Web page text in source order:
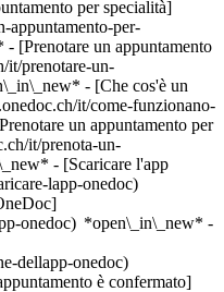
per specialità]
appuntamento-per-
[Prenotare un appuntamento
it/prenotare-un-
- [Che cos'è un
it/come-funzionano-
un appuntamento per
it/prenota-un-
- [Scaricare l'app
lapp-onedoc)
onedoc) *open\_in\_new* -
dellapp-onedoc)
badge-it.svg)](https://apps.apple.com/ch/app/onedoc/id1592376413?l=fr)[![Scarica la nostra app su Google Play Store!](https://www.onedoc.ch/assets/images/google-play-badge-it.png)](https://play.google.com/store/apps/details?id=ch.onedoc.patient&hl=fr-CH) *keyboard\_arrow\_right* ## Trova un specialista [Medico generico](https://www.onedoc.ch/it/medico-generico)[Specialista in medicina interna generale](https://www.onedoc.ch/it/specialista-in-medicina-interna-generale)[Prestazioni sanitarie in farmacia](https://www.onedoc.ch/it/prestazioni-sanitarie-in-farmacia)[Centro vaccinale](https://www.onedoc.ch/it/centro-vaccinale)[Oculista](https://www.onedoc.ch/it/oculista)[Massaggiatore classico](https://www.onedoc.ch/it/massaggiatore-classico)[Chirurgo ortopedico](https://www.onedoc.ch/it/chirurgo-ortopedico)[Dentista](https://www.onedoc.ch/it/dentista)[Pediatra](https://www.onedoc.ch/it/pediatra)[Traumatologo](https://www.onedoc.ch/it/traumatologo)[Psicoterapeuta](https://www.onedoc.ch/it/psicoterapeuta)[Terapista in riflessologia](https://www.onedoc.ch/it/terapista-in-riflessologia)[Ottico](https://www.onedoc.ch/it/ottico)[Terapista in massaggio medico](https://www.onedoc.ch/it/terapista-in-massaggio-medico)[Igienista dentale](https://www.onedoc.ch/it/igienista-dentale)[Chirurgo](https://www.onedoc.ch/it/chirurgo)[Psicologo](https://www.onedoc.ch/it/psicologo)[Dietista](https://www.onedoc.ch/it/dietista)[Fisioterapista](https://www.onedoc.ch/it/fisioterapista)[Terapista della nutrizione (MCO)](https://www.onedoc.ch/it/terapista-della-nutrizione-mco)[Terapista in linfodrenaggio manuale](https://www.onedoc.ch/it/terapista-in-linfodrenaggio-manuale)[Tutte le specialità](https://www.onedoc.ch/it/specialita) *keyboard\_arrow\_right* ## Trova una competenza [Controllo annuale](https://www.onedoc.ch/it/controllo-annuale)[Vaccinazione antinfluenzale](https://www.onedoc.ch/it/vaccinazione-antinfluenzale)[Prevenzione cardiovascolare | CardioCheck | CardioTest](https://www.onedoc.ch/it/prevenzione-cardiovascolare-cardiocheck-cardiotest)[Vaccinazione contro l'encefalite da zecche (FSME/TBE)](https://www.onedoc.ch/it/vaccinazione-contro-l-encefalite-da-zecche-fsme-tbe)[Infezione delle vie urinarie | Cistite (IVU)](https://www.onedoc.ch/it/infezione-delle-vie-urinarie-cistite-ivu)[Allergia | AllergoTest | Controllo allergie](https://www.onedoc.ch/it/allergia-allergotest-controllo-allergie)[Febbre | Influenza | Sintomi influenzali | Raffreddore](https://www.onedoc.ch/it/febbre-influenza-sintomi-influenzali-raffreddore)[Test del diabete](https://www.onedoc.ch/it/test-del-diabete)[Esame della vista](https://www.onedoc.ch/it/esame-della-vista)[Esame di idoneità alla guida LIVELLO 1](https://www.onedoc.ch/it/esame-di-idoneita-alla-guida-livello-1)[Ablazione con filo | Graffette](https://www.onedoc.ch/it/ablazione-con-filo-graffette)[Vaccinazione contro il virus del papilloma umano (HPV)](https://www.onedoc.ch/it/vaccinazione-contro-il-virus-del-papilloma-umano-hpv)[Cura delle ferite](https://www.onedoc.ch/it/cura-delle-ferite)[Glaucoma](https://www.onedoc.ch/it/glaucoma)[Ecografia addominale](https://www.onedoc.ch/it/ecografia-addominale)[Specialista del ginocchio](https://www.onedoc.ch/it/specialista-del-ginocchio)[Vaccinazione contro l'epatite A/B](https://www.onedoc.ch/it/vaccinazione-contro-l-epatite-a-b)[Strappo del menisco | Menisco lacerato](https://www.onedoc.ch/it/strappo-del-menisco-menisco-lacerato)[Occhi secchi](https://www.onedoc.ch/it/occhi-secchi)[Degenerazione maculare legata all'età (AMD/DMLE)](https://www.onedoc.ch/it/degenerazione-maculare-legata-all-eta-amd-dmle)[Esame della vista per la patente di guida](https://www.onedoc.ch/it/esame-della-vista-per-la-patente-di-guida)[Tutte le competenze](https://www.onedoc.ch/it/competenze) *keyboard\_arrow\_right* ## Trova una sede [Studio medico](https://www.onedoc.ch/it/studio-medico)[Centro medico](https://www.onedoc.ch/it/centro-medico)[Studio medico associato](https://www.onedoc.ch/it/studio-medico-associato)[Studio dentistico](https://www.onedoc.ch/it/studio-dentistico)[Farmacia](https://www.onedoc.ch/it/farmacia)[Studio osteopatico](https://www.onedoc.ch/it/studio-osteopatico)[Studio fisioterapico](https://www.onedoc.ch/it/studio-fisioterapico)[Gruppo medico](https://www.onedoc.ch/it/gruppo-medico)[Clinica dentistica](https://www.onedoc.ch/it/clinica-dentistica)[Centro benessere](https://www.onedoc.ch/it/centro-benessere)[Negozio di ottica](https://www.onedoc.ch/it/negozio-di-ottica)[Centro acustico](https://www.onedoc.ch/it/centro-acustico)[Clinica](https://www.onedoc.ch/it/clinica)[Ospedale](https://www.onedoc.ch/it/ospedale)[Centro medico e dentistico](https://www.onedoc.ch/it/centro-medico-e-dentistico)[Casa di cura](https://www.onedoc.ch/it/casa-di-cura)[Laboratorio medico](https://www.onedoc.ch/it/laboratorio-medico)[Studio medicina alternativa](https://www.onedoc.ch/it/studio-medicina-alternativa)[Centro diagnostica per immagini](https://www.onedoc.ch/it/centro-diagnostica-per-immagini) *keyboard\_arrow\_right* ## Specialità frequenti [Oculista a Coira](https://www.onedoc.ch/it/oculista/coira)[Medico generico a Malans](https://www.onedoc.ch/it/medico-generico/malans)[Specialista in medicina interna generale a San Maurizio](https://www.onedoc.ch/it/specialista-in-medicina-interna-generale/san-maurizio)[Psicoterapeuta a Lugano](https://www.onedoc.ch/it/psicoterapeuta/lugano)[Massaggiatore classico a Coira](https://www.onedoc.ch/it/massaggiatore-classico/coira)[Dentista a Malans](https://www.onedoc.ch/it/dentista/malans)[Dentista a Coira](https://www.onedoc.ch/it/dentista/coira)[Specialista in medicina interna generale a Lugano](https://www.onedoc.ch/it/special